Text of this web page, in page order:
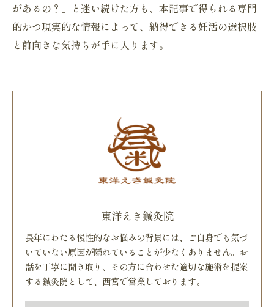
があるの？」と迷い続けた方も、本記事で得られる専門
的かつ現実的な情報によって、納得できる妊活の選択肢
と前向きな気持ちが手に入ります。
東洋えき鍼灸院
長年にわたる慢性的なお悩みの背景には、ご自身でも気づ
いていない原因が隠れていることが少なくありません。お
話を丁寧に聞き取り、その方に合わせた適切な施術を提案
する鍼灸院として、西宮で営業しております。